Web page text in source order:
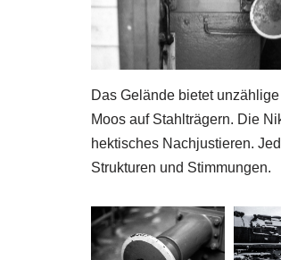
Das Gelände bietet
Moos auf Stahlträgern. Die
hektisches Nachjustieren.
Strukturen und Stimmungen.